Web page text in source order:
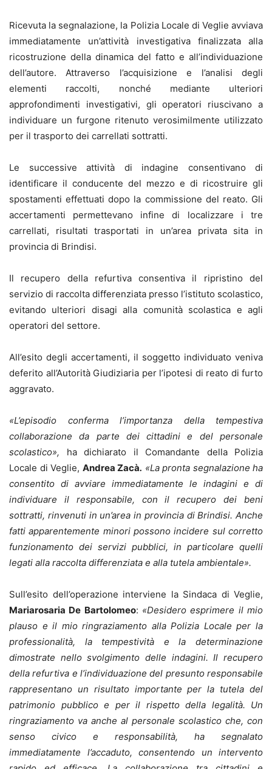
Ricevuta la segnalazione, la Polizia Locale di Veglie avviava
immediatamente un’attività investigativa finalizzata alla
ricostruzione della dinamica del fatto e all’individuazione
dell’autore. Attraverso l’acquisizione e l’analisi degli
elementi raccolti, nonché mediante ulteriori
approfondimenti investigativi, gli operatori riuscivano a
individuare un furgone ritenuto verosimilmente utilizzato
per il trasporto dei carrellati sottratti.
Le successive attività di indagine consentivano di
identificare il conducente del mezzo e di ricostruire gli
spostamenti effettuati dopo la commissione del reato. Gli
accertamenti permettevano infine di localizzare i tre
carrellati, risultati trasportati in un’area privata sita in
provincia di Brindisi.
Il recupero della refurtiva consentiva il ripristino del
servizio di raccolta differenziata presso l’istituto scolastico,
evitando ulteriori disagi alla comunità scolastica e agli
operatori del settore.
All’esito degli accertamenti, il soggetto individuato veniva
deferito all’Autorità Giudiziaria per l’ipotesi di reato di furto
aggravato.
«L’episodio conferma l’importanza della tempestiva
collaborazione da parte dei cittadini e del personale
scolastico», ha dichiarato il Comandante della Polizia
Locale di Veglie, Andrea Zacà. «La pronta segnalazione ha
consentito di avviare immediatamente le indagini e di
individuare il responsabile, con il recupero dei beni
sottratti, rinvenuti in un’area in provincia di Brindisi. Anche
fatti apparentemente minori possono incidere sul corretto
funzionamento dei servizi pubblici, in particolare quelli
legati alla raccolta differenziata e alla tutela ambientale».
Sull’esito dell’operazione interviene la Sindaca di Veglie,
Mariarosaria De Bartolomeo: «Desidero esprimere il mio
plauso e il mio ringraziamento alla Polizia Locale per la
professionalità, la tempestività e la determinazione
dimostrate nello svolgimento delle indagini. Il recupero
della refurtiva e l’individuazione del presunto responsabile
rappresentano un risultato importante per la tutela del
patrimonio pubblico e per il rispetto della legalità. Un
ringraziamento va anche al personale scolastico che, con
senso civico e responsabilità, ha segnalato
immediatamente l’accaduto, consentendo un intervento